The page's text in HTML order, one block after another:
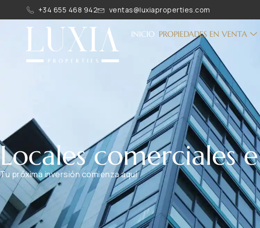
+34 655 468 942 ventas@luxiaproperties.com
INICIO PROPIEDADES EN VENTA
Locales comerciales
Tu próxima inversión comienza aquí